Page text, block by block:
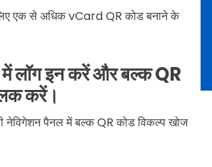
लिए एक से अधिक vCard QR कोड बनाने के
लॉग इन करें और बल्क QR
करें।
पैनल में बल्क QR कोड विकल्प खोज